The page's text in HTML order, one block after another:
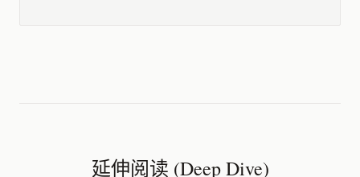
延伸阅读 (Deep Dive)